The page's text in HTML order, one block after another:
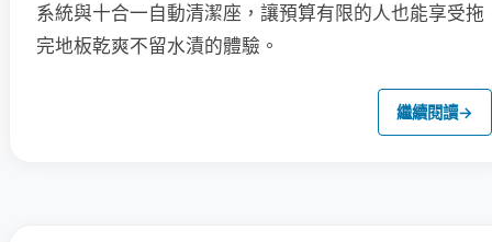
系統與十合一自動清潔座，讓預算有限的人也能享受拖
完地板乾爽不留水漬的體驗。
繼續閱讀→